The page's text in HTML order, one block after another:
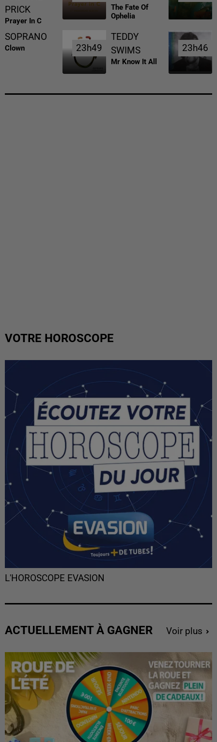
PRICK
Prayer In C
The Fate Of
Ophelia
SOPRANO
Clown 23h49
23h49
TEDDY
SWIMS
Mr Know It All
23h46
23h46
VOTRE HOROSCOPE
L'HOROSCOPE EVASION
ACTUELLEMENT À GAGNER Voir plus